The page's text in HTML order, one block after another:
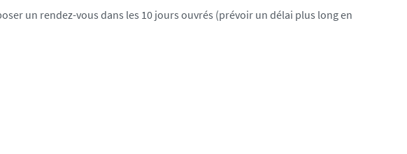
un rendez-vous dans les 10 jours ouvrés (prévoir un délai plus long en